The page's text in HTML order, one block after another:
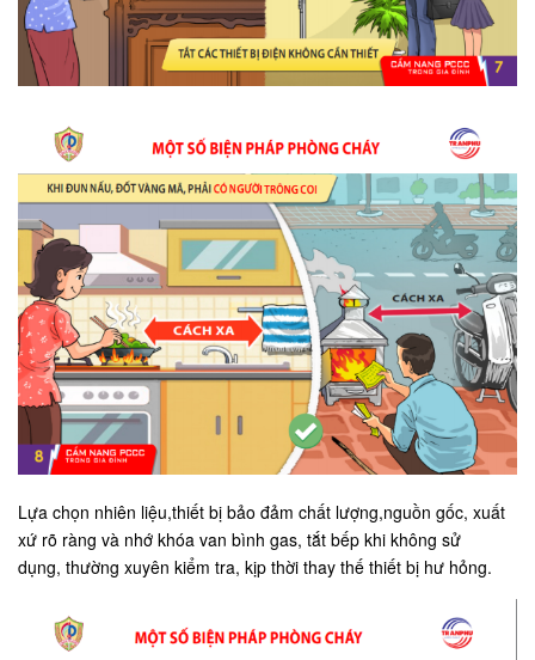
Lựa chọn nhiên liệu,thiết bị bảo đảm chất lượng,nguồn gốc, xuất
xứ rõ ràng và nhớ khóa van bình gas, tắt bếp khi không sử
dụng, thường xuyên kiểm tra, kịp thời thay thế thiết bị hư hỏng.